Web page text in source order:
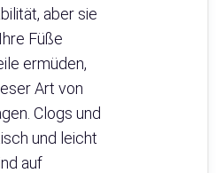
aber sie
Füße
ermüden,
Art von
Clogs und
und leicht
auf